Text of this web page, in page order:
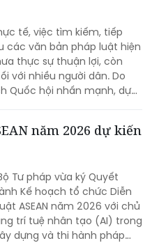
tế, việc tìm kiếm, tiếp
các văn bản pháp luật hiện
thực sự thuận lợi, còn
với nhiều người dân. Do
Quốc hội nhấn mạnh, dự
hệ sinh thái số quốc gia
giáo dục pháp luật.
năm 2026 dự kiến
Tư pháp vừa ký Quyết
Kế hoạch tổ chức Diễn
ASEAN năm 2026 với chủ
trí tuệ nhân tạo (AI) trong
dựng và thi hành pháp